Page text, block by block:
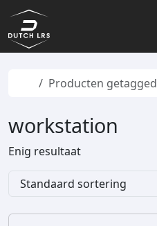
Skip to content
Skip to footer
Home
Producten
workstation
Enig resultaat